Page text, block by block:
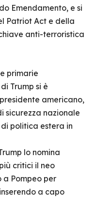
Emendamento, e si
Patriot Act e della
anti-terroristica
primarie
Trump si è
americano,
sicurezza nazionale
politica estera in
lo nomina
critici il neo
Pompeo per
a capo